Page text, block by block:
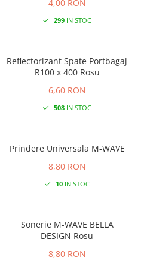
4,00 RON
299IN STOC
Reflectorizant Spate Portbagaj
R100 x 400 Rosu
6,60 RON
508IN STOC
Prindere Universala M-WAVE
8,80 RON
10IN STOC
Sonerie M-WAVE BELLA
DESIGN Rosu
8,80 RON